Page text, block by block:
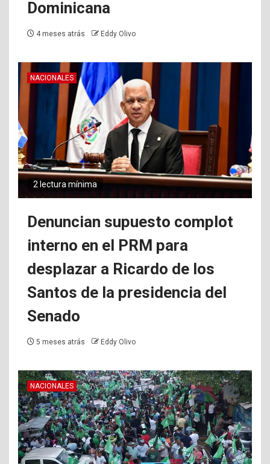
Dominicana
4 meses atrás Eddy Olivo
NACIONALES
2 lectura mínima
Denuncian supuesto complot
interno en el PRM para
desplazar a Ricardo de los
Santos de la presidencia del
Senado
5 meses atrás Eddy Olivo
NACIONALES